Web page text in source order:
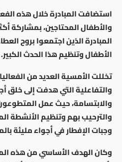
المبادرة الذين اجتمعوا بروح
الأطفال وتنظيم هذا الحدث الكبير.
تخللت الأمسية العديد من
والتفاعلية التي هدفت إلى خلق
والابتسامة، حيث عمل
والترحيب بهم وتنظيم الأنشطة
وجبات الإفطار في أجواء مليئة
وكان الهدف الأساسي من هذه